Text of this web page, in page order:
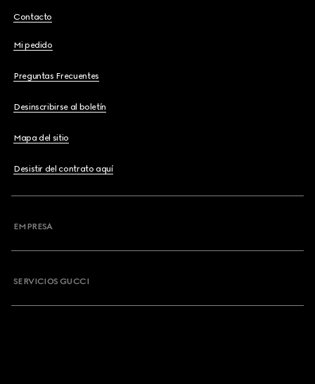
Contacto
Mi pedido
Preguntas Frecuentes
Desinscribirse al boletín
Mapa del sitio
Desistir del contrato aquí
EMPRESA
SERVICIOS GUCCI